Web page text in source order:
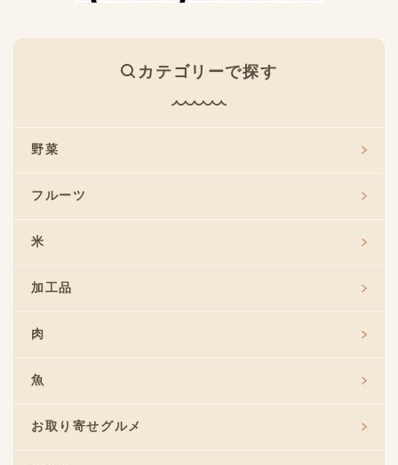
カテゴリーで探す
野菜
フルーツ
米
加工品
肉
魚
お取り寄せグルメ